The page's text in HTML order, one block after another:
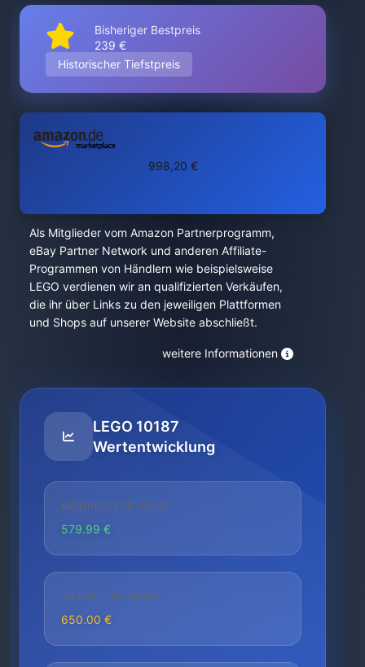
Bisheriger Bestpreis
239 €
Historischer Tiefstpreis
998,20 €
Als Mitglieder vom Amazon Partnerprogramm,
eBay Partner Network und anderen Affiliate-
Programmen von Händlern wie beispielsweise
LEGO verdienen wir an qualifizierten Verkäufen,
die ihr über Links zu den jeweiligen Plattformen
und Shops auf unserer Website abschließt.
weitere Informationen
LEGO 10187
Wertentwicklung
NIEDRIGSTER PREIS
579.99 €
AKTUELLER PREIS
650.00 €